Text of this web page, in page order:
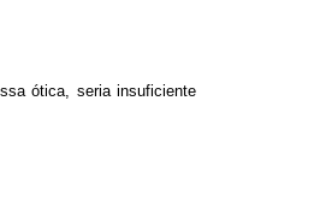
ótica, seria insuficiente